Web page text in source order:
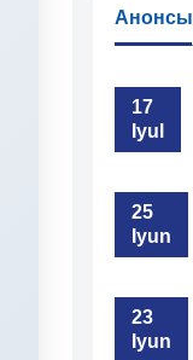
Анонсы
17
Iyul
25
Iyun
23
Iyun